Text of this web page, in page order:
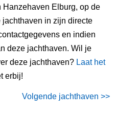
Hanzehaven Elburg, op de
in zijn directe
en indien
deze jachthaven. Wil je
deze jachthaven? Laat het
erbij!
Volgende jachthaven >>